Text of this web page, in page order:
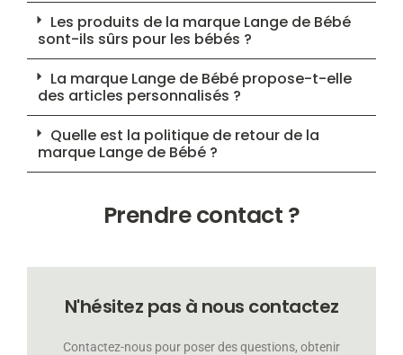
Les produits de la marque Lange de Bébé
sont-ils sûrs pour les bébés ?
La marque Lange de Bébé propose-t-elle
des articles personnalisés ?
Quelle est la politique de retour de la
marque Lange de Bébé ?
Prendre contact ?
N'hésitez pas à nous contactez
Contactez-nous pour poser des questions, obtenir